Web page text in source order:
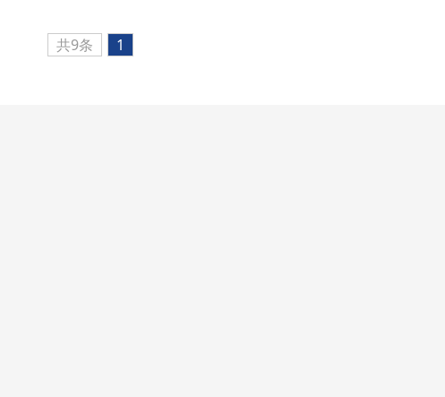
共9条 1